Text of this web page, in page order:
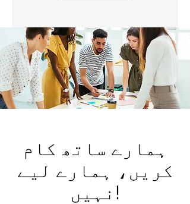
ہمارے ساتھ کام
کریں، ہمارے لیے
نہیں!